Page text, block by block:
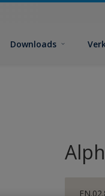
Downloads